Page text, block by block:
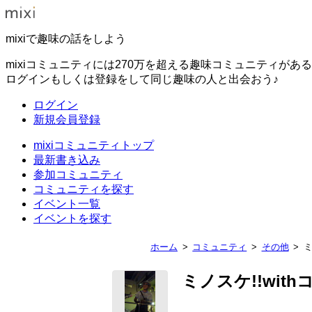
mixiで趣味の話をしよう
mixiコミュニティには270万を超える趣味コミュニティがある
ログインもしくは登録をして同じ趣味の人と出会おう♪
ログイン
新規会員登録
mixiコミュニティトップ
最新書き込み
参加コミュニティ
コミュニティを探す
イベント一覧
イベントを探す
ホーム コミュニティ その他
ミノスケ!!with